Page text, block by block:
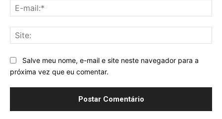
Salve meu nome, e-mail e site neste navegador para a
próxima vez que eu comentar.